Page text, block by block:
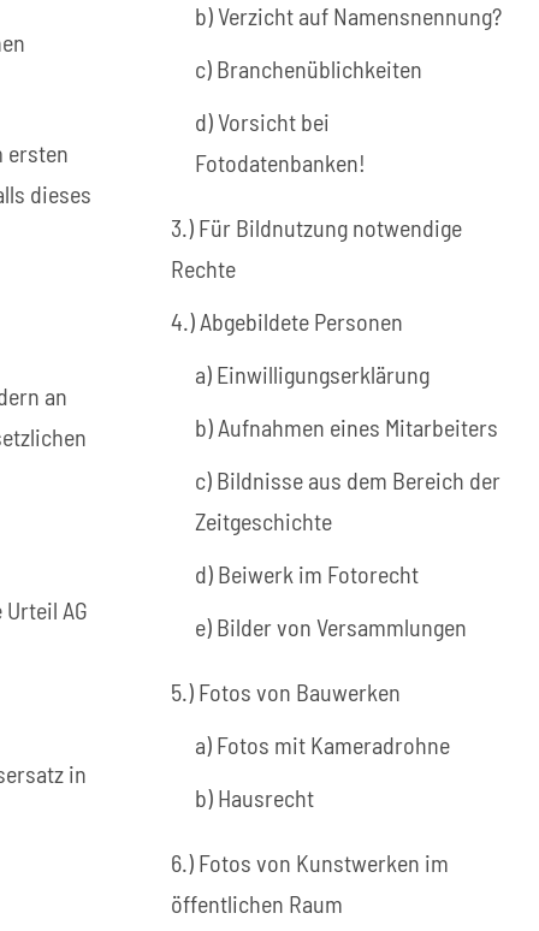
ersten
dieses
an
AG
in
b) Verzicht auf Namensnennung?
c) Branchenüblichkeiten
d) Vorsicht bei
Fotodatenbanken!
3.) Für Bildnutzung notwendige
Rechte
4.) Abgebildete Personen
a) Einwilligungserklärung
b) Aufnahmen eines Mitarbeiters
c) Bildnisse aus dem Bereich der
Zeitgeschichte
d) Beiwerk im Fotorecht
e) Bilder von Versammlungen
5.) Fotos von Bauwerken
a) Fotos mit Kameradrohne
b) Hausrecht
6.) Fotos von Kunstwerken im
öffentlichen Raum